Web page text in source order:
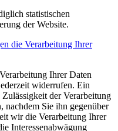
statistischen
der Website.
die Verarbeitung Ihrer
Ihrer Daten
widerrufen. Ein
der Verarbeitung
nachdem Sie ihn gegenüber
wir die Verarbeitung Ihrer
Interessenabwägung